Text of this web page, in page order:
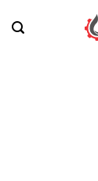
Inhalt